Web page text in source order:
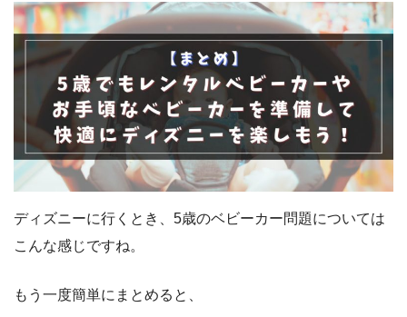
ディズニーに行くとき、5歳のベビーカー問題については
こんな感じですね。
もう一度簡単にまとめると、